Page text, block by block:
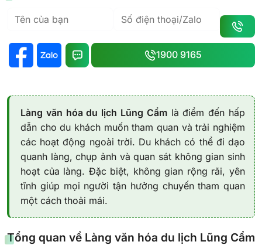
1900 9165
Làng văn hóa du lịch Lũng Cẩmlà điểm đến hấp
dẫn cho du khách muốn tham quan và trải nghiệm
các hoạt động ngoài trời. Du khách có thể đi dạo
quanh làng, chụp ảnh và quan sát không gian sinh
hoạt của làng. Đặc biệt, không gian rộng rãi, yên
tĩnh giúp mọi người tận hưởng chuyến tham quan
một cách thoải mái.
Tổng quan về Làng văn hóa du lịch Lũng Cẩm